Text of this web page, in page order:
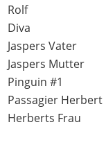
Rolf
Diva
Jaspers Vater
Jaspers Mutter
Pinguin #1
Passagier Herbert
Herberts Frau